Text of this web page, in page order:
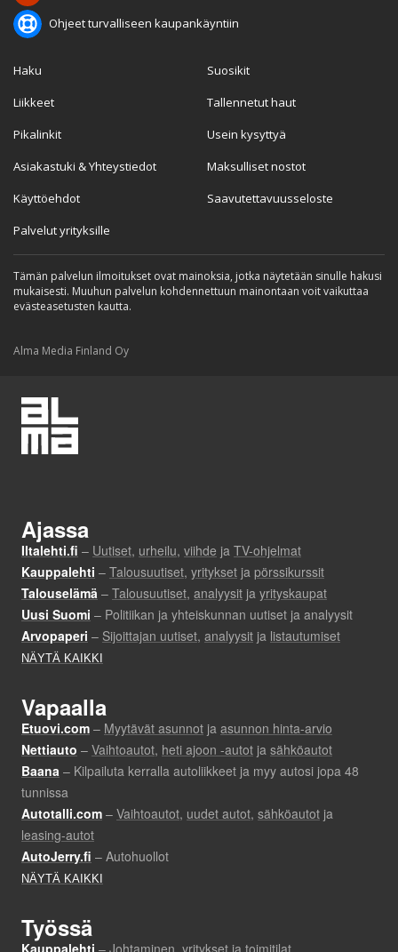
Ohjeet turvalliseen kaupankäyntiin
Haku
Liikkeet
Pikalinkit
Asiakastuki & Yhteystiedot
Käyttöehdot
Palvelut yrityksille
Suosikit
Tallennetut haut
Usein kysyttyä
Maksulliset nostot
Saavutettavuusseloste
Tämän palvelun ilmoitukset ovat mainoksia, jotka näytetään sinulle hakusi
mukaisesti. Muuhun palvelun kohdennettuun mainontaan voit vaikuttaa
evästeasetusten kautta.
Alma Media Finland Oy